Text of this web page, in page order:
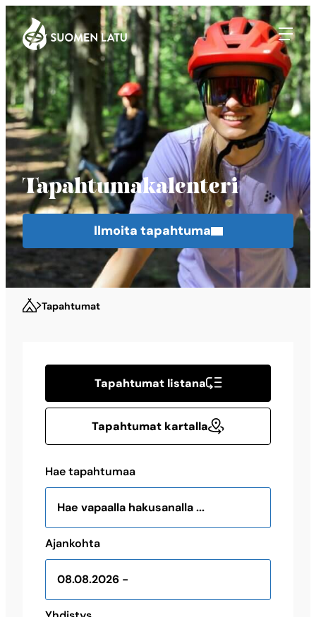
Siirry
suoraan
sisältöön
Suomen Latu
Tapahtumakalenteri
Ilmoita tapahtuma
Tapahtumat
Tapahtumat listana
Tapahtumat kartalla
Hae tapahtumaa
Ajankohta